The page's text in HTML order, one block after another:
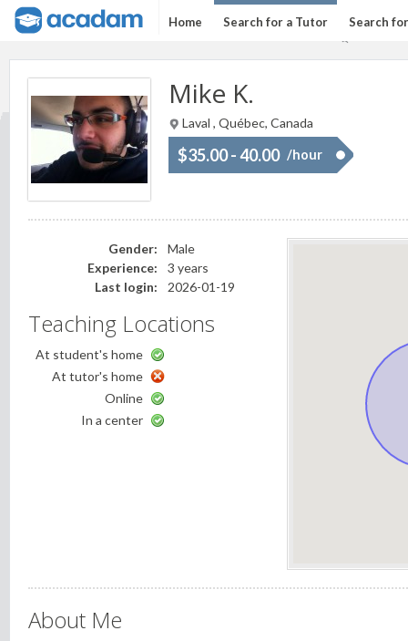
Home Search for a Tutor Search
Mike K.
Laval , Québec, Canada
$35.00 - 40.00 /hour
Gender:
Male
Experience:
3 years
Last login:
2026-01-19
Teaching Locations
At student's home
At tutor's home
Online
In a center
About Me